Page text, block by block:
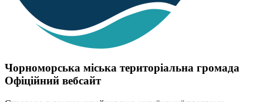
Чорноморська міська територіальна громада
Офіційний вебсайт